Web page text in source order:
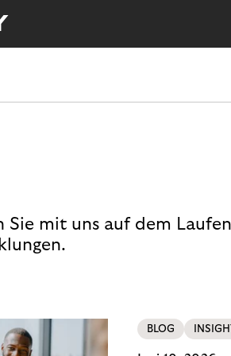
Sie mit uns auf dem
BLOG